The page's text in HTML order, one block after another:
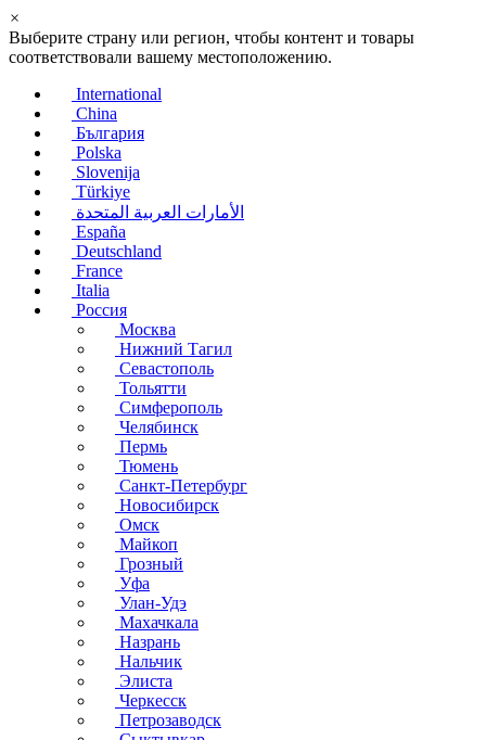
×
Выберите страну или регион, чтобы контент и товары
соответствовали вашему местоположению.
International
China
България
Polska
Slovenija
Türkiye
الأمارات العربية المتحدة
España
Deutschland
France
Italia
Россия
Москва
Нижний Тагил
Севастополь
Тольятти
Симферополь
Челябинск
Пермь
Тюмень
Санкт-Петербург
Новосибирск
Омск
Майкоп
Грозный
Уфа
Улан-Удэ
Махачкала
Назрань
Нальчик
Элиста
Черкесск
Петрозаводск